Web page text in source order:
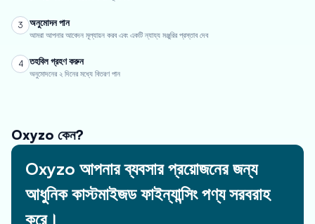
3 অনুমোদন পান
আমরা আপনার আবেদন মূল্যায়ন করব এবং একটি ন্যায্য মঞ্জুরির প্রস্তাব দেব
4 তহবিল গ্রহণ করুন
অনুমোদনের ২ দিনের মধ্যে বিতরণ পান
Oxyzo কেন?
Oxyzo আপনার ব্যবসার প্রয়োজনের জন্য
আধুনিক কাস্টমাইজড ফাইন্যান্সিং পণ্য সরবরাহ
করে।